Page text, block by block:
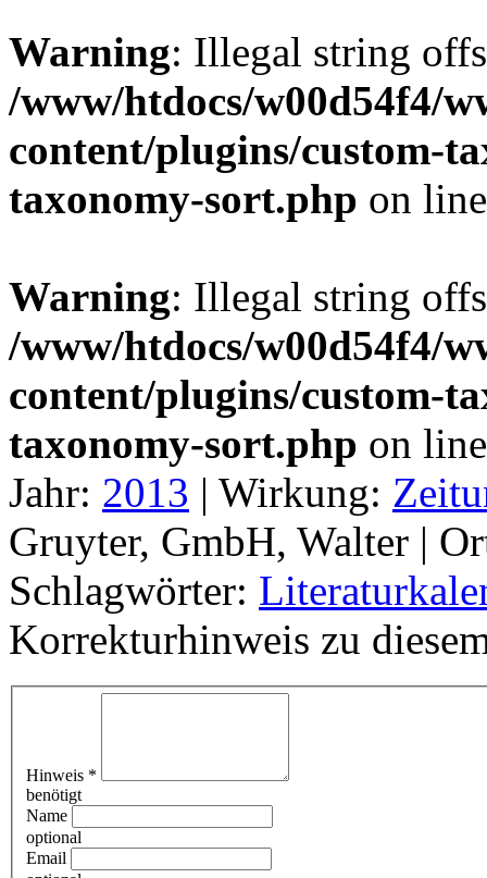
Warning: Illegal string
/www/htdocs/w00d54f4/
content/plugins/custom-
taxonomy-sort.php on
Warning: Illegal string
/www/htdocs/w00d54f4/
content/plugins/custom-
taxonomy-sort.php on
Jahr: 2013 | Wirkung:
Gruyter, GmbH, Walter |
Schlagwörter:
Korrekturhinweis zu
Hinweis *
benötigt
Name
optional
Email